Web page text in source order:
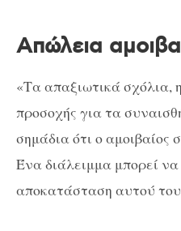
Απώλεια
«Τα απαξιωτικά σχόλια,
προσοχής για τα
σημάδια ότι ο αμοιβαίος
Ένα διάλειμμα μπορεί να
αποκατάσταση αυτού